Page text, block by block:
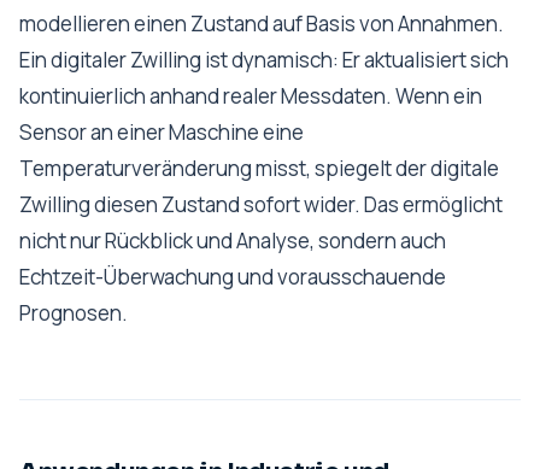
modellieren einen Zustand auf Basis von Annahmen.
Ein digitaler Zwilling ist dynamisch: Er aktualisiert sich
kontinuierlich anhand realer Messdaten. Wenn ein
Sensor an einer Maschine eine
Temperaturveränderung misst, spiegelt der digitale
Zwilling diesen Zustand sofort wider. Das ermöglicht
nicht nur Rückblick und Analyse, sondern auch
Echtzeit-Überwachung und vorausschauende
Prognosen.